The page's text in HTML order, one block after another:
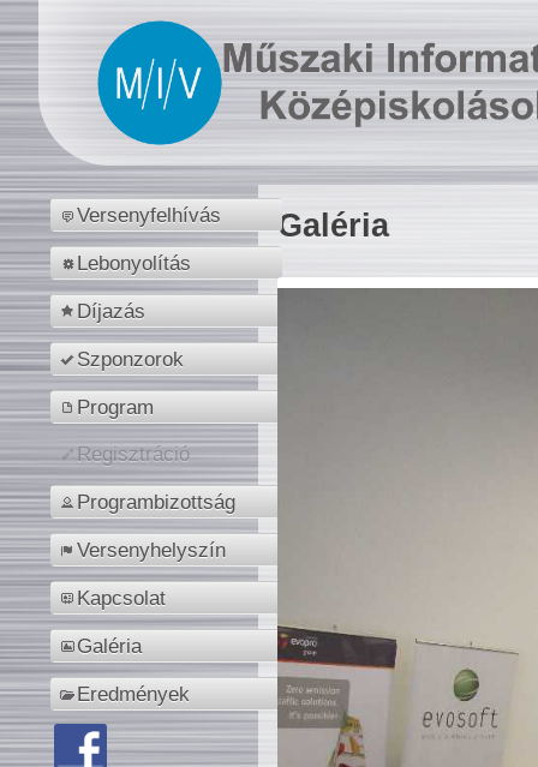
Versenyfelhívás
Lebonyolítás
Díjazás
Szponzorok
Program
Regisztráció
Programbizottság
Versenyhelyszín
Kapcsolat
Galéria
Eredmények
Galéria